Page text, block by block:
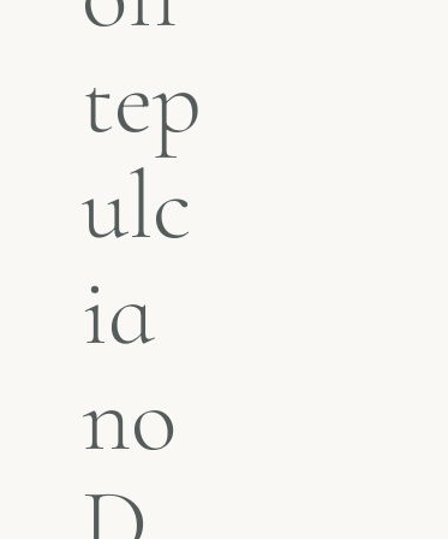
tep
ulc
ia
no